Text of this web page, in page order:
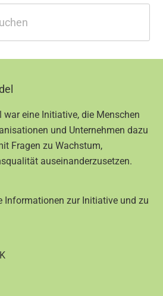
eine Initiative, die Menschen
und Unternehmen dazu
Fragen zu Wachstum,
auseinanderzusetzen.
Informationen zur Initiative und zu